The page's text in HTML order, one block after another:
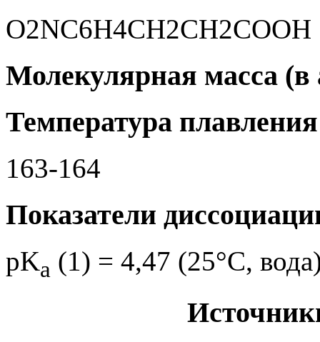
O2NC6H4CH2CH2COOH
Молекулярная масса (в
Температура
163-164
Показатели
pKa (1) = 4,47 (25°C,